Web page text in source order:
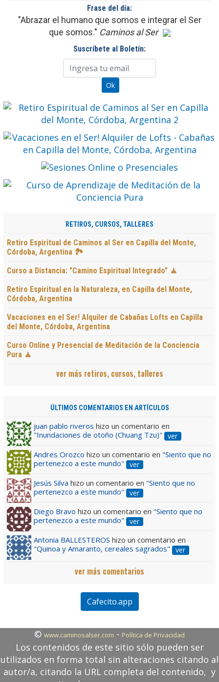
Frase del día:
"Abrazar el humano que somos e integrar el Ser
que somos." Caminos al Ser
Suscríbete al Boletín:
RETIROS, CURSOS, TALLERES
Retiro Espiritual de Caminos al Ser en Capilla del Monte,
Córdoba, Argentina 🏞️
Curso a Distancia: "Camino Espiritual Integrado" 🧘
Retiro Espiritual en la Naturaleza, en Capilla del Monte,
Córdoba, Argentina
Vacaciones en el Ser! Alquiler de Cabañas Lofts en Capilla
del Monte, Córdoba, Argentina
Curso Online y Presencial de Meditación de la Conciencia
Pura 🧘
ver más retiros, cursos, talleres
ÚLTIMOS COMENTARIOS EN ARTÍCULOS
juan pablo riveros hizo un comentario en
"Inundaciones de otoño (Chuang Tzu)"
ver
Andres Orozco hizo un comentario en "Siento que no
pertenezco a este mundo"
ver
Jesús Silva hizo un comentario en "Siento que no
pertenezco a este mundo"
ver
Diego Bravo hizo un comentario en "Siento que no
pertenezco a este mundo"
ver
Antonia BALLESTEROS hizo un comentario en
"Quinoa y Amaranto, cereales sagrados"
ver
ver más comentarios
Cafecito.app
© www.caminosalser.com - Política de Privacidad
Los contenidos de este sitio sólo pueden ser
utilizados en forma total sin alteraciones citando al
autor/a, citando la URL completa del contenido, y